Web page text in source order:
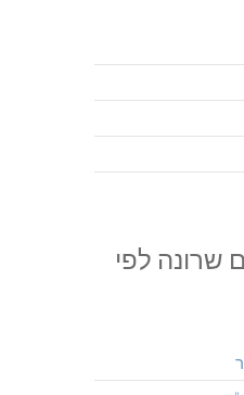
שרונה לפי